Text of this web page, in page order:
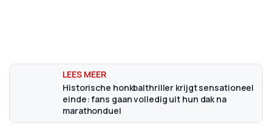
Historische honkbalthriller krijgt sensationeel
einde: fans gaan volledig uit hun dak na
marathonduel